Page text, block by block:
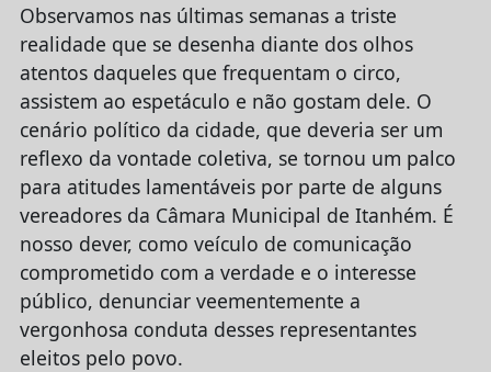
Observamos nas últimas semanas a triste
realidade que se desenha diante dos olhos
atentos daqueles que frequentam o circo,
assistem ao espetáculo e não gostam dele. O
cenário político da cidade, que deveria ser um
reflexo da vontade coletiva, se tornou um palco
para atitudes lamentáveis por parte de alguns
vereadores da Câmara Municipal de Itanhém. É
nosso dever, como veículo de comunicação
comprometido com a verdade e o interesse
público, denunciar veementemente a
vergonhosa conduta desses representantes
eleitos pelo povo.